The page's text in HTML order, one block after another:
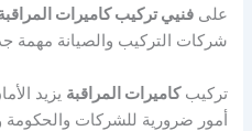
علىفنيي تركيب كاميرات
شركات التركيب والصيانة مهمة
تركيبكاميرات المراقبة يزيد
أمور ضرورية للشركات والحكومة